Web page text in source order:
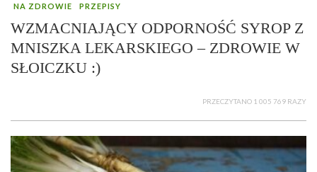
NA ZDROWIE PRZEPISY
WZMACNIAJĄCY ODPORNOŚĆ SYROP Z
MNISZKA LEKARSKIEGO – ZDROWIE W
SŁOICZKU :)
PRZECZYTANO 1 005 769 RAZY